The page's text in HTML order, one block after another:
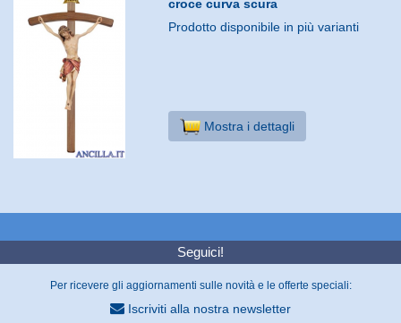
croce curva scura
Prodotto disponibile in più varianti
Mostra i dettagli
Seguici!
Per ricevere gli aggiornamenti sulle novità e le offerte speciali:
Iscriviti alla nostra newsletter